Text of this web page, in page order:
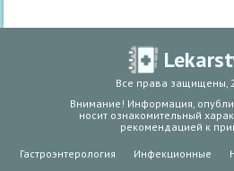
Все права защищены,
Внимание! Информация,
носит ознакомительный
рекомендацией к
Гастроэнтерология
Инфекционные